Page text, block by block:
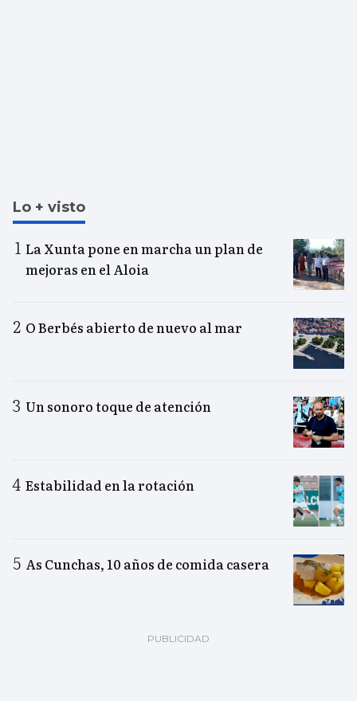
Lo + visto
La Xunta pone en marcha un plan de
mejoras en el Aloia
O Berbés abierto de nuevo al mar
Un sonoro toque de atención
Estabilidad en la rotación
As Cunchas, 10 años de comida casera